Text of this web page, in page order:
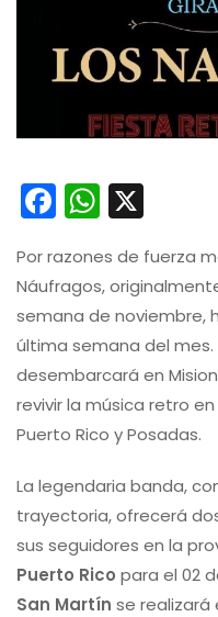
Facebook
Por razones de fuerza
Náufragos,
semana de noviembre,
última semana del
desembarcará en
revivir la música retro
Puerto Rico y Posadas.
La legendaria banda,
trayectoria, ofrecerá
sus seguidores en la
Puerto Rico para el 02
San Martín se realizará